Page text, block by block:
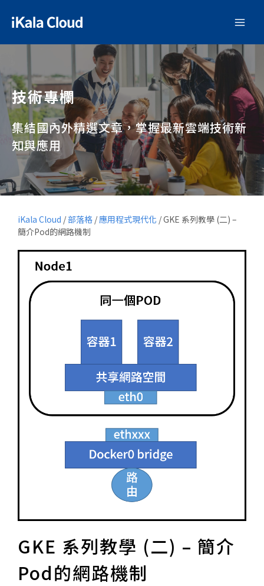
技術專欄
集結國內外精選文章，掌握最新雲端技術新
知與應用
iKala Cloud /部落格 /應用程式現代化 /GKE 系列教學 (二) –
簡介Pod的網路機制
GKE 系列教學 (二) – 簡介
Pod的網路機制